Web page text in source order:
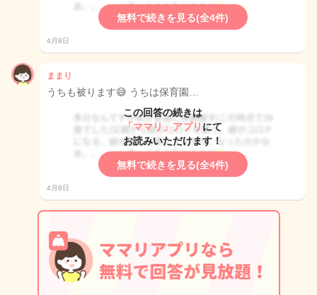
無料で続きを見る(全4件)
4月8日
ままり
うちも被ります😅 うちは保育園…
この回答の続きは
「ママリ」アプリ にて
お読みいただけます！
無料で続きを見る(全4件)
4月8日